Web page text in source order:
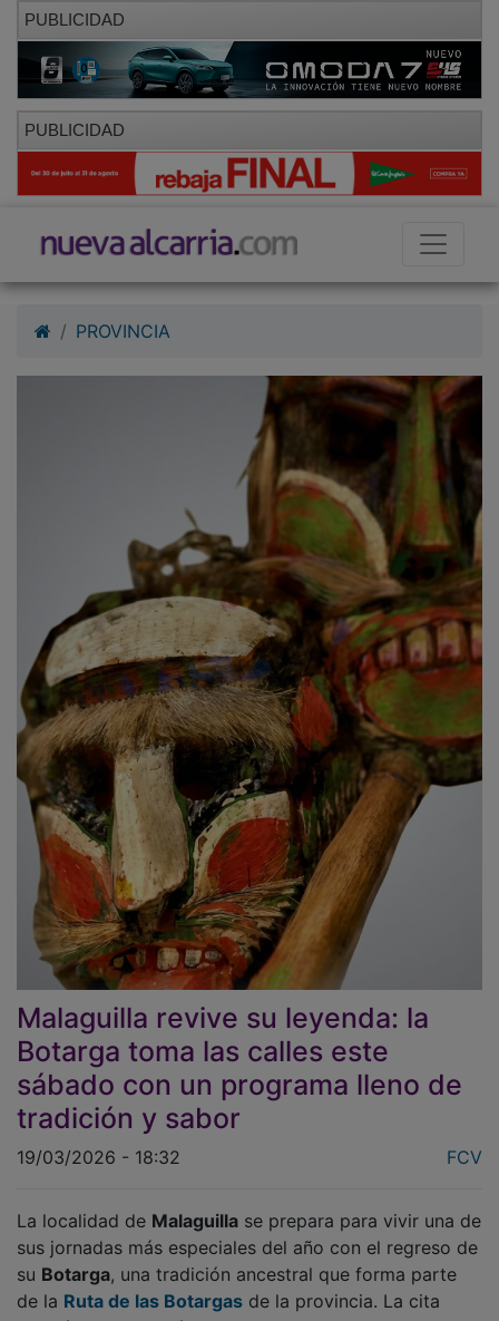
PUBLICIDAD
PUBLICIDAD
Malaguilla revive su leyenda: la
Botarga toma las calles este
sábado con un programa lleno de
tradición y sabor
sus jornadas más especiales del año con el regreso de
suBotarga, una tradición ancestral que forma parte
de laRuta de las Botargasde la provincia. La cita
tendrá lugar este sábado con un programa que